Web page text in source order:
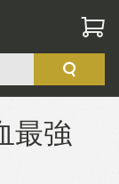
最強